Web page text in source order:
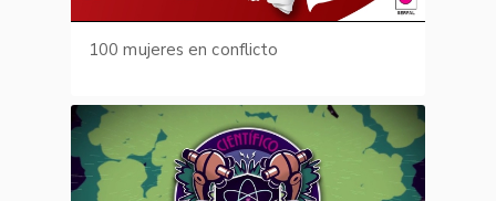
100 mujeres en conflicto